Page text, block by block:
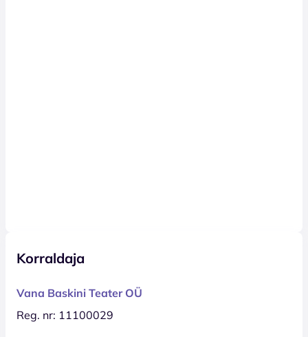
Korraldaja
Vana Baskini Teater OÜ
Reg. nr: 11100029